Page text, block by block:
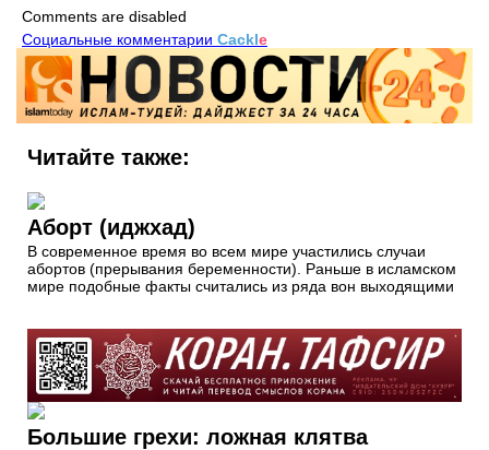
Comments are disabled
Социальные комментарии Cackle
Читайте также:
Аборт (иджхад)
В современное время во всем мире участились случаи
абортов (прерывания беременности). Раньше в исламском
мире подобные факты считались из ряда вон выходящими
Большие грехи: ложная клятва